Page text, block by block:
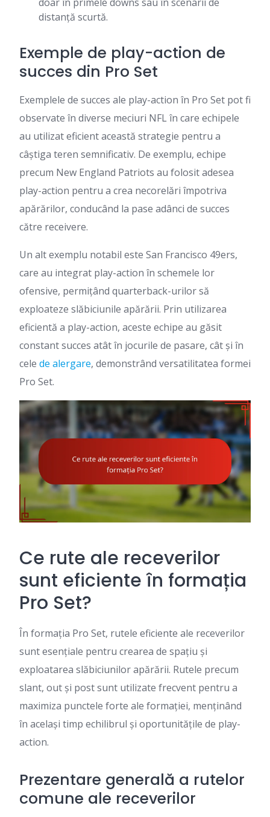
distanță scurtă.
Exemple de play-action de
succes din Pro Set
Exemplele de succes ale play-action în Pro Set pot fi
observate în diverse meciuri NFL în care echipele
au utilizat eficient această strategie pentru a
câștiga teren semnificativ. De exemplu, echipe
precum New England Patriots au folosit adesea
play-action pentru a crea necorelări împotriva
apărărilor, conducând la pase adânci de succes
către receivere.
Un alt exemplu notabil este San Francisco 49ers,
care au integrat play-action în schemele lor
ofensive, permițând quarterback-urilor să
exploateze slăbiciunile apărării. Prin utilizarea
eficientă a play-action, aceste echipe au găsit
constant succes atât în jocurile de pasare, cât și în
cele de alergare, demonstrând versatilitatea formei
Pro Set.
Ce rute ale receverilor
sunt eficiente în formația
Pro Set?
În formația Pro Set, rutele eficiente ale receverilor
sunt esențiale pentru crearea de spațiu și
exploatarea slăbiciunilor apărării. Rutele precum
slant, out și post sunt utilizate frecvent pentru a
maximiza punctele forte ale formației, menținând
în același timp echilibrul și oportunitățile de play-
action.
Prezentare generală a rutelor
comune ale receverilor